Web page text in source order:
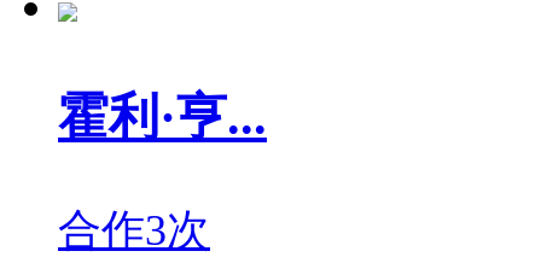
霍利·亨...
合作3次